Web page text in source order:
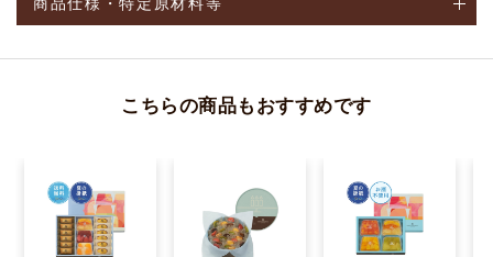
こちらの商品もおすすめです